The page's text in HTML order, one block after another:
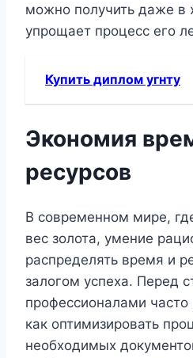
можно получить даже в
упрощает процесс его
Купить диплом угнту
Экономия
ресурсов
В современном мире,
вес золота, умение
распределять время и
залогом успеха. Перед
профессионалами часто
как оптимизировать
необходимых